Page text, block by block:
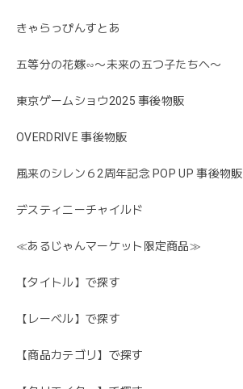
きゃらっぴんすとあ
五等分の花嫁∽〜未来の五つ子たちへ〜
東京ゲームショウ2025 事後物販
OVERDRIVE 事後物販
風来のシレン６2周年記念 POP UP 事後物販
デスティニーチャイルド
≪あるじゃんマーケット限定商品≫
【タイトル】で探す
【レーベル】で探す
【商品カテゴリ】で探す